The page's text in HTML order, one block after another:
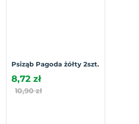
Psiząb Pagoda żółty 2szt.
8,72 zł
10,90 zł